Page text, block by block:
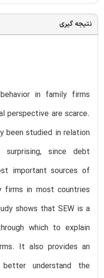
نتیجه گیری
in family firms
perspective are scarce.
been studied in relation
since debt
important sources of
firms in most countries
shows that SEW is a
which to explain
It also provides an
understand the